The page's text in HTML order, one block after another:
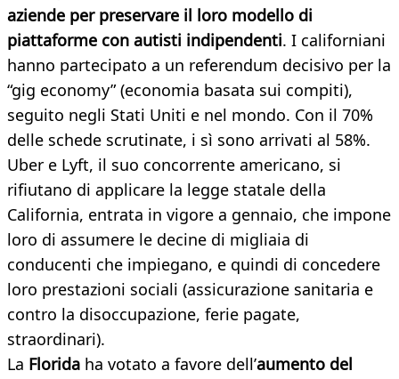
aziende per preservare il loro modello di
piattaforme con autisti indipendenti. I californiani
hanno partecipato a un referendum decisivo per la
“gig economy” (economia basata sui compiti),
seguito negli Stati Uniti e nel mondo. Con il 70%
delle schede scrutinate, i sì sono arrivati al 58%.
Uber e Lyft, il suo concorrente americano, si
rifiutano di applicare la legge statale della
California, entrata in vigore a gennaio, che impone
loro di assumere le decine di migliaia di
conducenti che impiegano, e quindi di concedere
loro prestazioni sociali (assicurazione sanitaria e
contro la disoccupazione, ferie pagate,
straordinari).
La Florida ha votato a favore dell’aumento del